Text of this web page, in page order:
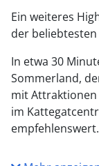
Ein weiteres
der
In etwa 30
Sommerland,
mit Attraktionen
im
empfehlenswert.